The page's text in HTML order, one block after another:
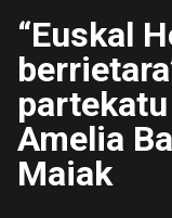
“Euskal
Amelia
Maiak